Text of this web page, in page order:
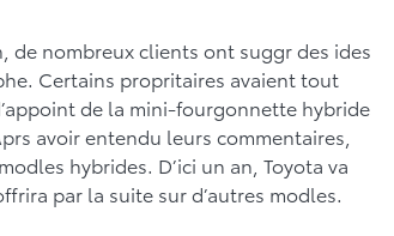
de nombreux clients ont suggr des ides
Certains propritaires avaient tout
de la mini-fourgonnette hybride
avoir entendu leurs commentaires,
hybrides. D’ici un an, Toyota va
par la suite sur d’autres modles.